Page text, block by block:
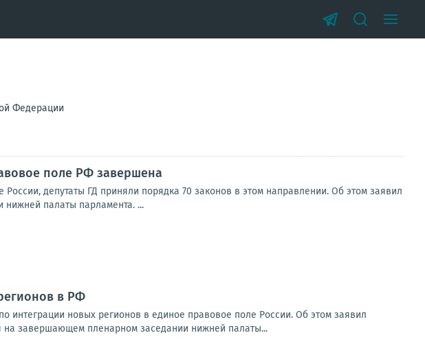
Федерации
поле РФ завершена
депутаты ГД приняли порядка 70 законов в этом направлении. Об этом заявил
нижней палаты парламента. ...
в РФ
новых регионов в единое правовое поле России. Об этом заявил
на завершающем пленарном заседании нижней палаты...